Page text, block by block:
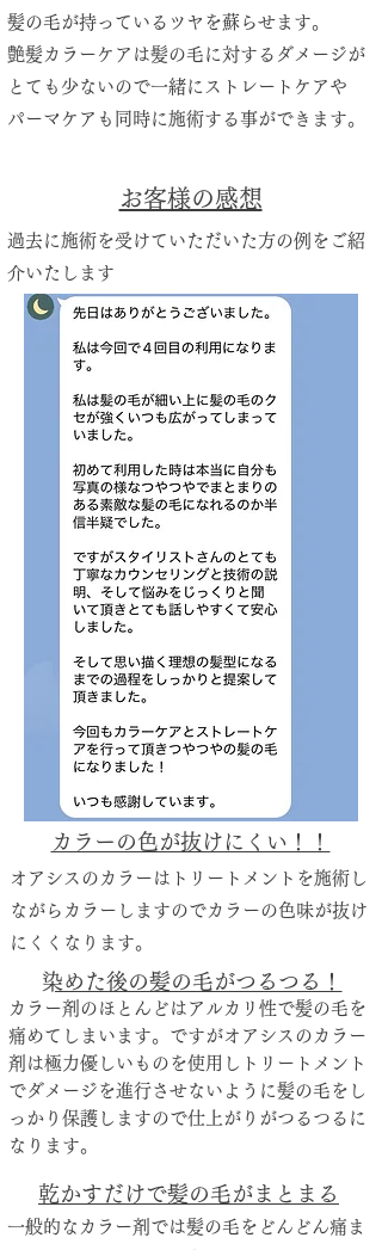
髪の毛が持っているツヤを蘇らせます。
艶髪 カラーケアは髪の毛に対するダメージが
とても少ないので一緒にストレートケアや
パーマケアも同時に施術する事ができます。
お客様の感想
過去に施術を受けていただいた方の例をご紹
介いたします
​カラーの色が抜けにくい！！
オアシスのカラーはトリートメントを施術し
ながらカラーしますのでカラーの色味が抜け
にくくなります。
​染めた後の髪の毛がつるつる！
カラー剤のほとんどはアルカリ性で髪の毛を
痛めてしまいます。ですがオアシスのカラー
剤は極力優しいものを使用しトリートメント
でダメージを進行させないように髪の毛をし
っかり保護しますので仕上がりがつるつるに
なります。
乾かすだけで髪の毛がまとまる
一般的なカラー剤では髪の毛をどんどん痛ま